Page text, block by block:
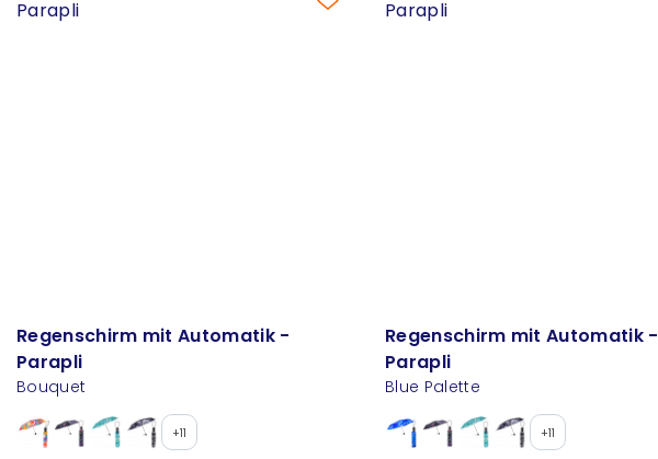
Regenschirm mit Automatik -
Parapli
Bouquet
+11
Regenschirm mit Automatik -
Parapli
Blue Palette
+11